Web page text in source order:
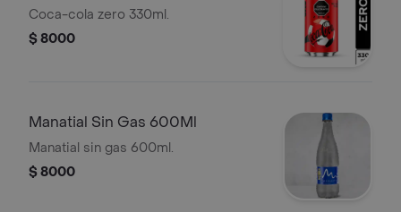
Coca-cola zero 330ml.
$ 8000
Manatial Sin Gas 600Ml
Manatial sin gas 600ml.
$ 8000